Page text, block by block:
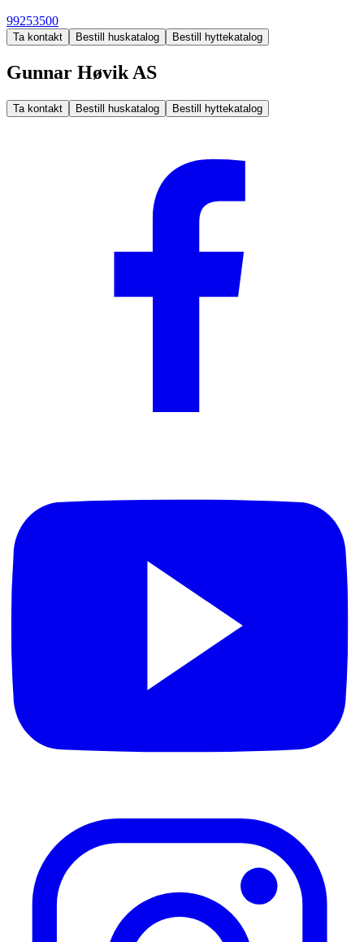
99253500
Ta kontakt Bestill huskatalog Bestill hyttekatalog
Gunnar Høvik AS
Ta kontakt Bestill huskatalog Bestill hyttekatalog